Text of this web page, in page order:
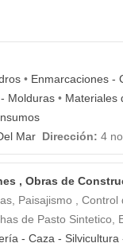
• Enmarcaciones -
Molduras • Materiales
Mar Dirección: 4
, Obras de
Paisajismo ,
de Pasto Sintetico,
- Caza - Silvicultura